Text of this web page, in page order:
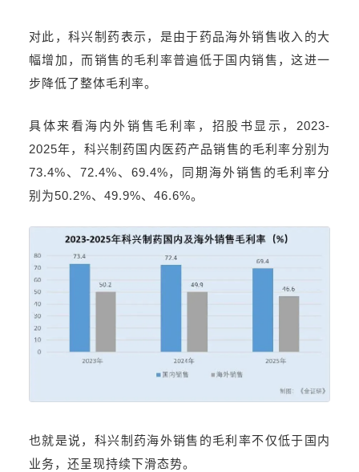
对此，科兴制药表示，是由于药品海外销售收入的大
幅增加，而销售的毛利率普遍低于国内销售，这进一
步降低了整体毛利率。
具体来看海内外销售毛利率，招股书显示，2023-
2025年，科兴制药国内医药产品销售的毛利率分别为
73.4%、72.4%、69.4%，同期海外销售的毛利率分
别为50.2%、49.9%、46.6%。
也就是说，科兴制药海外销售的毛利率不仅低于国内
业务，还呈现持续下滑态势。